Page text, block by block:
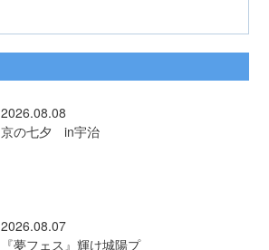
2026.08.08
京の七夕 in宇治
2026.08.07
『夢フェス』輝け城陽プ